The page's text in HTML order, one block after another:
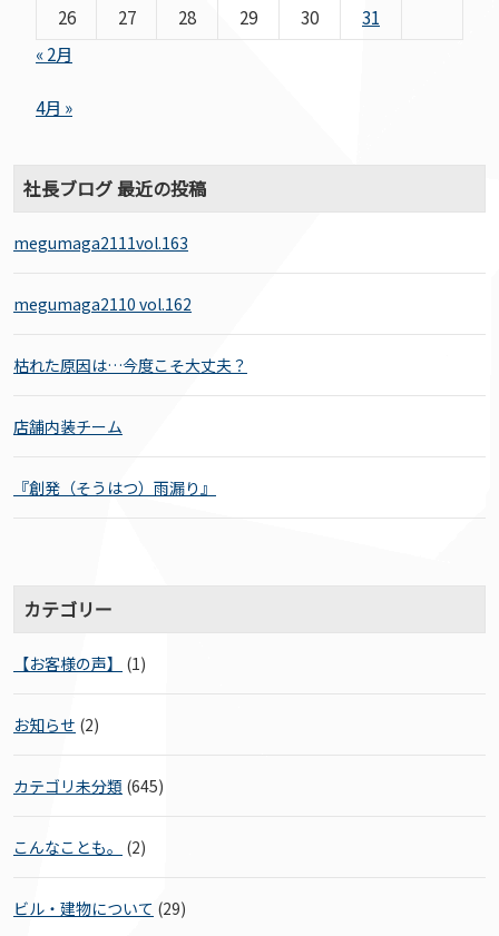
26 27 28 29 30
31
« 2月
4月 »
社長ブログ 最近の投稿
megumaga2111vol.163
megumaga2110 vol.162
枯れた原因は…今度こそ大丈夫？
店舗内装チーム
『創発（そうはつ）雨漏り』
カテゴリー
【お客様の声】 (1)
お知らせ (2)
カテゴリ未分類 (645)
こんなことも。 (2)
ビル・建物について (29)